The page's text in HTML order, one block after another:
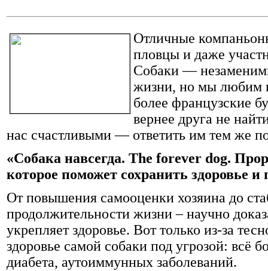
Отличные
пловцы и даже
Собаки —
жизни, но мы любим
более французские
вернее друга не
нас счастливыми — ответить им тем же
«Собака навсегда. The forever dog.
которое поможет сохранить здоровье
От повышения самооценки хозяина до
продолжительности жизни – научно
укрепляет здоровье. Вот только из-за
здоровье самой собаки под угрозой: всё
диабета, аутоиммунных заболеваний.